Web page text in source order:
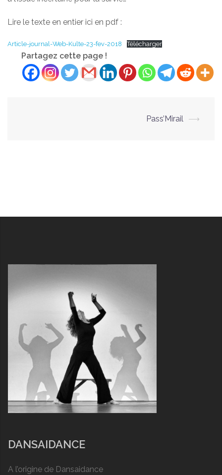
Lire le texte en entier ici en pdf :
Article-journal-Web-Kulte-23-fev-2018 Télécharger
Partagez cette page !
Pass’Mirail ⟶
DANSAIDANCE
A l’origine de Dansaidance